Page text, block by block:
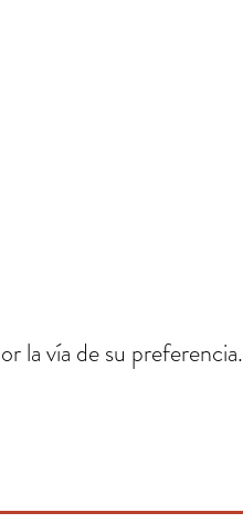
la vía de su preferencia.